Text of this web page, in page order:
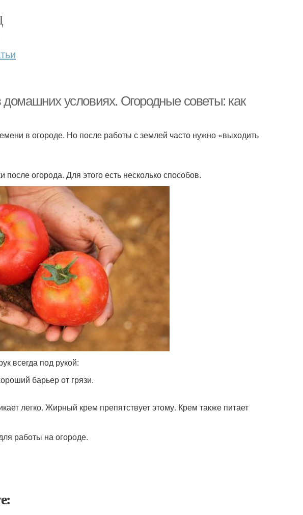
домашних условиях. Огородные советы: как
в огороде. Но после работы с землей часто нужно «выходить
огорода. Для этого есть несколько способов.
всегда под рукой:
барьер от грязи.
легко. Жирный крем препятствует этому. Крем также питает
работы на огороде.